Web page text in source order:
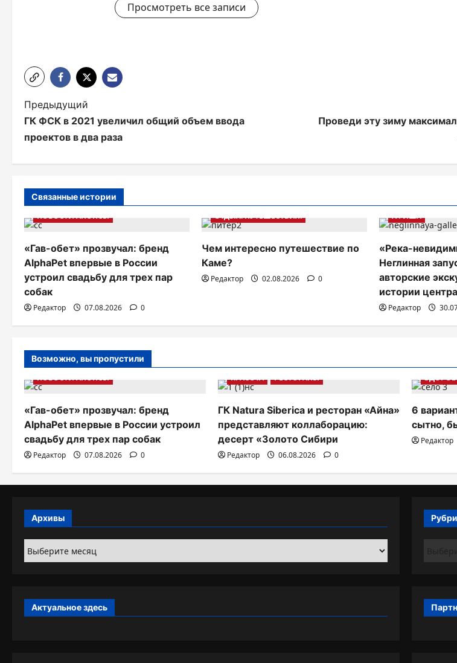
Просмотреть все записи
Н
а
г
а
и
я
п
о
з
а
п
и
с
я
м
Предыдущий
ГК ФСК в 2021 увеличил общий объем ввода
проектов в два раза
Проведи эту зиму
Связанные истории
НОВОСТИ АНОНСЫ
«Гав-обет» прозвучал: бренд
AlphaPet впервые в России
устроил свадьбу для трех пар
собак
Редактор 07.08.2026 0
ОТДЫХ. ПУТЕШЕСТВИЯ.
Чем интересно путешествие по
Каме?
Редактор 02.08.2026 0
АФИША
«Река-
Неглинная
авторские
истории
Редактор
Возможно, вы пропустили
НОВОСТИ АНОНСЫ
«Гав-обет» прозвучал: бренд
AlphaPet впервые в России устроил
свадьбу для трех пар собак
Редактор 07.08.2026 0
КРАСОТА РЕСТОРАНЫ
ГК Natura Siberica и ресторан «Айна»
представляют коллаборацию:
десерт «Золото Сибири
Редактор 06.08.2026 0
6
сытно,
Редактор
Архивы
Архивы
Актуальное здесь